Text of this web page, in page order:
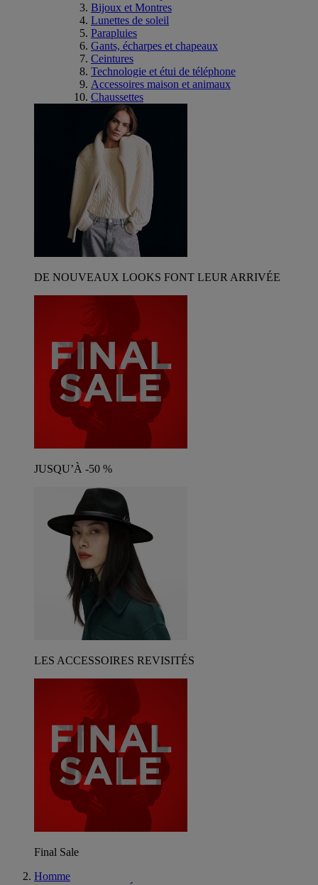
Bijoux et Montres
Lunettes de soleil
Parapluies
Gants, écharpes et chapeaux
Ceintures
Technologie et étui de téléphone
Accessoires maison et animaux
Chaussettes
DE NOUVEAUX LOOKS FONT LEUR ARRIVÉE
JUSQU’À -50 %
LES ACCESSOIRES REVISITÉS
Final Sale
Homme